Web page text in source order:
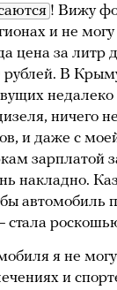
! Вижу
и не могу
цена за литр
рублей. В
недалеко
ничего
и даже с
зарплатой
накладно.
автомобиль
стала
я не
и